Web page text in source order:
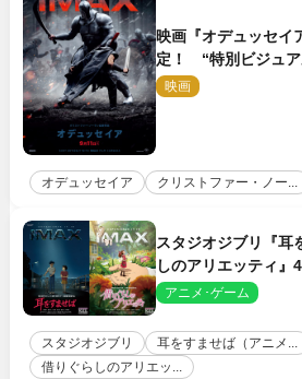
映画『オデュッセイ
定！ “特別ビジュア
映画
オデュッセイア クリストファー・ノー...
スタジオジブリ『耳
しのアリエッティ』
IMAX上映決定！
アニメ･ゲーム
スタジオジブリ
耳をすませば（アニメ...
借りぐらしのアリエッ...